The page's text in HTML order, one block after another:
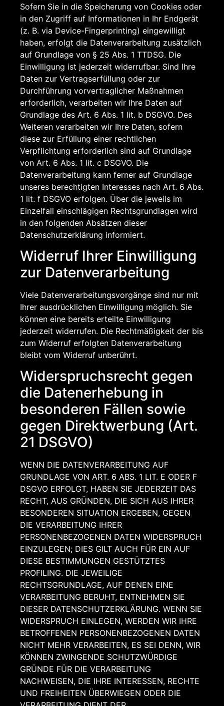
Sofern Sie in die Speicherung von Cookies oder
in den Zugriff auf Informationen in Ihr Endgerät
(z. B. via Device-Fingerprinting) eingewilligt
haben, erfolgt die Datenverarbeitung zusätzlich
auf Grundlage von § 25 Abs. 1 TTDSG. Die
Einwilligung ist jederzeit widerrufbar. Sind Ihre
Daten zur Vertragserfüllung oder zur
Durchführung vorvertraglicher Maßnahmen
erforderlich, verarbeiten wir Ihre Daten auf
Grundlage des Art. 6 Abs. 1 lit. b DSGVO. Des
Weiteren verarbeiten wir Ihre Daten, sofern
diese zur Erfüllung einer rechtlichen
Verpflichtung erforderlich sind auf Grundlage
von Art. 6 Abs. 1 lit. c DSGVO. Die
Datenverarbeitung kann ferner auf Grundlage
unseres berechtigten Interesses nach Art. 6 Abs.
1 lit. f DSGVO erfolgen. Über die jeweils im
Einzelfall einschlägigen Rechtsgrundlagen wird
in den folgenden Absätzen dieser
Datenschutzerklärung informiert.
Widerruf Ihrer Einwilligung
zur Datenverarbeitung
Viele Datenverarbeitungsvorgänge sind nur mit
Ihrer ausdrücklichen Einwilligung möglich. Sie
können eine bereits erteilte Einwilligung
jederzeit widerrufen. Die Rechtmäßigkeit der bis
zum Widerruf erfolgten Datenverarbeitung
bleibt vom Widerruf unberührt.
Widerspruchsrecht gegen
die Datenerhebung in
besonderen Fällen sowie
gegen Direktwerbung (Art.
21 DSGVO)
WENN DIE DATENVERARBEITUNG AUF
GRUNDLAGE VON ART. 6 ABS. 1 LIT. E ODER F
DSGVO ERFOLGT, HABEN SIE JEDERZEIT DAS
RECHT, AUS GRÜNDEN, DIE SICH AUS IHRER
BESONDEREN SITUATION ERGEBEN, GEGEN
DIE VERARBEITUNG IHRER
PERSONENBEZOGENEN DATEN WIDERSPRUCH
EINZULEGEN; DIES GILT AUCH FÜR EIN AUF
DIESE BESTIMMUNGEN GESTÜTZTES
PROFILING. DIE JEWEILIGE
RECHTSGRUNDLAGE, AUF DENEN EINE
VERARBEITUNG BERUHT, ENTNEHMEN SIE
DIESER DATENSCHUTZERKLÄRUNG. WENN SIE
WIDERSPRUCH EINLEGEN, WERDEN WIR IHRE
BETROFFENEN PERSONENBEZOGENEN DATEN
NICHT MEHR VERARBEITEN, ES SEI DENN, WIR
KÖNNEN ZWINGENDE SCHUTZWÜRDIGE
GRÜNDE FÜR DIE VERARBEITUNG
NACHWEISEN, DIE IHRE INTERESSEN, RECHTE
UND FREIHEITEN ÜBERWIEGEN ODER DIE